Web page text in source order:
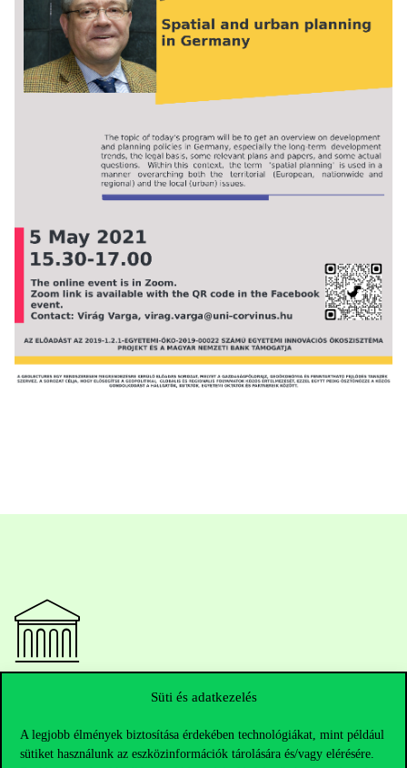
Süti és adatkezelés
A legjobb élmények biztosítása érdekében technológiákat, mint például
sütiket használunk az eszközinformációk tárolására és/vagy elérésére.